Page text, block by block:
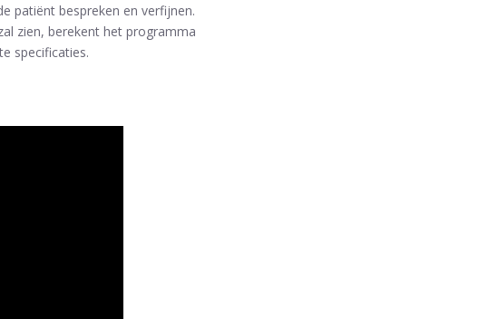
patiënt bespreken en verfijnen.
zien, berekent het programma
specificaties.